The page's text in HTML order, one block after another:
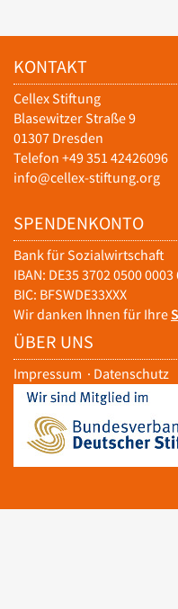
KONTAKT
Cellex Stiftung
Blasewitzer Straße 9
01307 Dresden
Telefon +49 351 42426096
info@cellex-stiftung.org
SPENDENKONTO
Bank für Sozialwirtschaft
IBAN: DE35 3702 0500 0003
BIC: BFSWDE33XXX
Wir danken Ihnen für Ihre
ÜBER UNS
Impressum · Datenschutz